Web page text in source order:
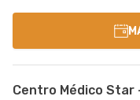
Centro Médico Star